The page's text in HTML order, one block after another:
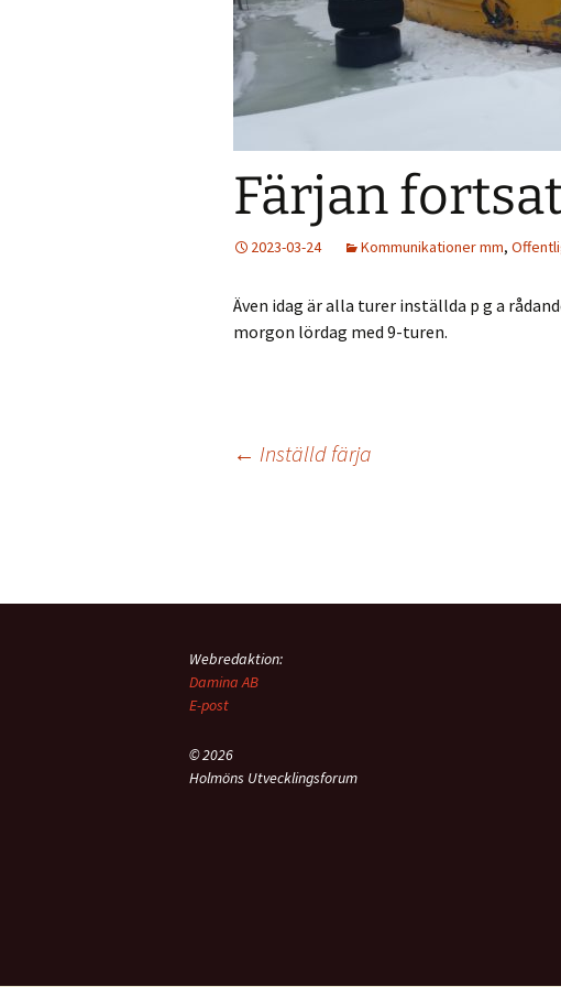
Holmökartor
Holmöns Bygdebolag AB
Om förstudien
Holmömodellen
Gamla Holmöportalen
Väderstatistik
Årliga
Färjan
2023-03-24 Kommunikationer mm,
Även idag är alla turer inställda p g a
morgon lördag med 9-turen.
Inläggsnavigering
← Inställd färja
Webredaktion:
Damina AB
E-post
© 2026
Holmöns Utvecklingsforum